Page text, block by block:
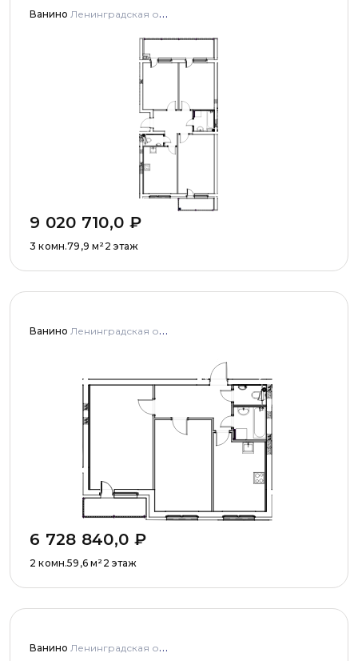
Ванино Ленинградская область, Ломоносовский муниципальный район, Низинское сельское поселение, деревня Узигонты, улица Прибалтийская, дома 4, 5 и улица Олимпийская, дом 5
9 020 710,0 ₽
3 комн.79,9 м²2 этаж
Ванино Ленинградская область, Ломоносовский муниципальный район, Низинское сельское поселение, деревня Узигонты, улица Прибалтийская, дома 4, 5 и улица Олимпийская, дом 5
6 728 840,0 ₽
2 комн.59,6 м²2 этаж
Ванино Ленинградская область, Ломоносовский муниципальный район, Низинское сельское поселение, деревня Узигонты, улица Прибалтийская, дома 4, 5 и улица Олимпийская, дом 5